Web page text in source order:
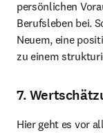
persönlichen
Berufsleben bei.
Neuem, eine
zu einem
7.
Hier geht es vor